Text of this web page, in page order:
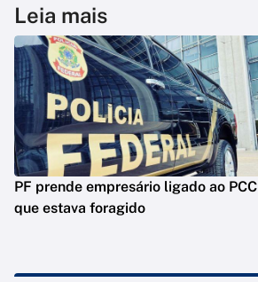
Leia mais
PF prende empresário ligado ao PCC
que estava foragido